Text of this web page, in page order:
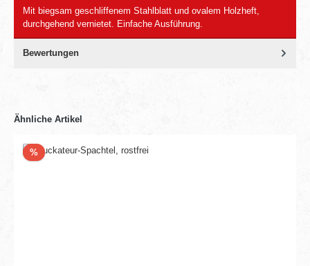
Mit biegsam geschliffenem Stahlblatt und ovalem Holzheft,
durchgehend vernietet. Einfache Ausführung.
Bewertungen
Ähnliche Artikel
%Rabatt